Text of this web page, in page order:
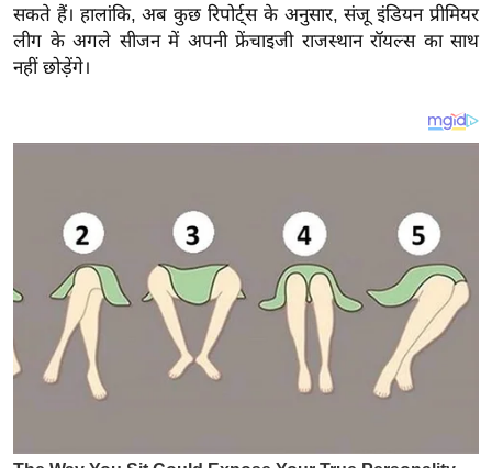
शे
ष
ज्ञ
L
सकते हैं। हालांकि, अब कुछ रिपोर्ट्सके अनुसार,संजू इंडियनप्रीमियर
लीग के अगले सीजन में अपनी फ्रेंचाइजीराजस्थान रॉयल्सका साथ
नहीं छोड़ेंगे।